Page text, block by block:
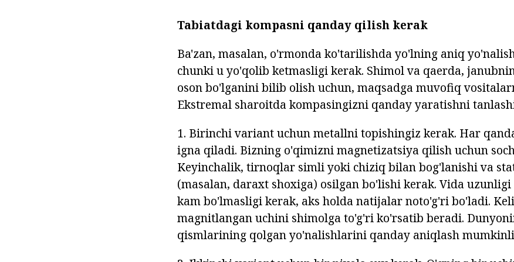
Tabiatdagi kompasni qanday qilish kerak
Ba'zan, masalan, o'rmonda ko'tarilishda yo'lning aniq
chunki u yo'qolib ketmasligi kerak. Shimol va qaerda,
oson bo'lganini bilib olish uchun, maqsadga muvofiq
Ekstremal sharoitda kompasingizni qanday yaratishni
1. Birinchi variant uchun metallni topishingiz kerak. Har
igna qiladi. Bizning o'qimizni magnetizatsiya qilish uchun
Keyinchalik, tirnoqlar simli yoki chiziq bilan bog'lanishi va
(masalan, daraxt shoxiga) osilgan bo'lishi kerak. Vida
kam bo'lmasligi kerak, aks holda natijalar noto'g'ri bo'ladi.
magnitlangan uchini shimolga to'g'ri ko'rsatib beradi.
qismlarining qolgan yo'nalishlarini qanday aniqlash